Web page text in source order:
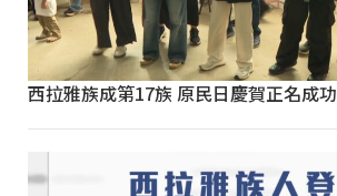
西拉雅族成第17族 原民日慶賀正名成功